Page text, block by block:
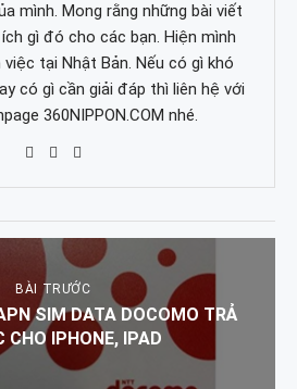
mình. Mong rằng những bài viết
gì đó cho các bạn. Hiện mình
tại Nhật Bản. Nếu có gì khó
có gì cần giải đáp thì liên hệ với
360NIPPON.COM nhé.
BÀI TRƯỚC
SIM DATA DOCOMO TRẢ
CHO IPHONE, IPAD